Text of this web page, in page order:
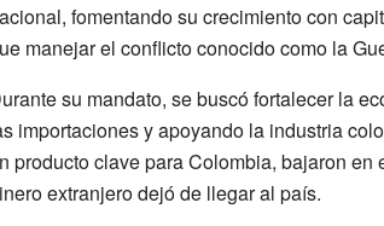
fomentando su crecimiento con
manejar el conflicto conocido como la
su mandato, se buscó fortalecer la
importaciones y apoyando la industria
producto clave para Colombia, bajaron en
extranjero dejó de llegar al país.